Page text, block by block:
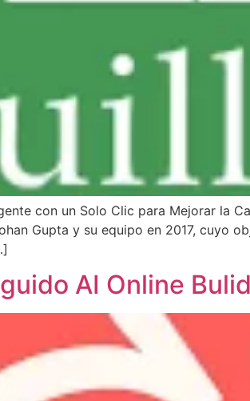
con un Solo Clic para Mejorar la
Gupta y su equipo en 2017, cuyo
AI Online